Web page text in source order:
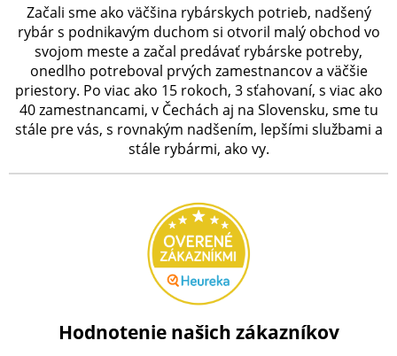
Začali sme ako väčšina rybárskych potrieb, nadšený
rybár s podnikavým duchom si otvoril malý obchod vo
svojom meste a začal predávať rybárske potreby,
onedlho potreboval prvých zamestnancov a väčšie
priestory. Po viac ako 15 rokoch, 3 sťahovaní, s viac ako
40 zamestnancami, v Čechách aj na Slovensku, sme tu
stále pre vás, s rovnakým nadšením, lepšími službami a
stále rybármi, ako vy.
Hodnotenie našich zákazníkov